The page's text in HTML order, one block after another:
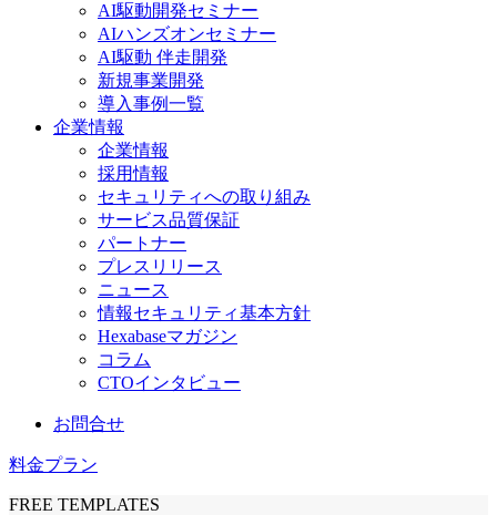
AI駆動開発セミナー
AIハンズオンセミナー
AI駆動 伴走開発
新規事業開発
導入事例一覧
企業情報
企業情報
採用情報
セキュリティへの取り組み
サービス品質保証
パートナー
プレスリリース
ニュース
情報セキュリティ基本方針
Hexabaseマガジン
コラム
CTOインタビュー
お問合せ
料金プラン
FREE TEMPLATES